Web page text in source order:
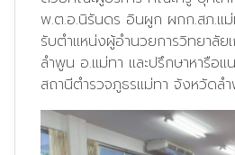
พ.ต.อ.นิรันดร อินผูก ผกก.สภ.แม่ท
รับตำแหน่งผู้อำนวยการวิทยาลัยเ
ลำพูน อ.แม่ทา และปรึกษาหารือ
สถานีตำรวจภูธรแม่ทา จังหวัดล